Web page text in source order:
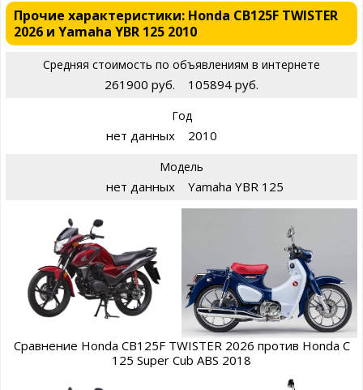
Прочие характеристики: Honda CB125F TWISTER
2026 и Yamaha YBR 125 2010
Средняя стоимость по объявлениям в интернете
261900 руб. 105894 руб.
Год
нет данных 2010
Модель
нет данных Yamaha YBR 125
Сравнение Honda CB125F TWISTER 2026 против Honda C
125 Super Cub ABS 2018